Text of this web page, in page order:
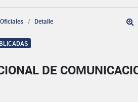
Detalle
DE